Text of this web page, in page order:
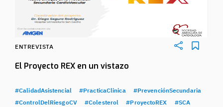
ENTREVISTA
El Proyecto REX en un vistazo
#CalidadAsistencial #PracticaClinica
#PrevenciónSecundaria
#ControlDelRiesgoCV
#Colesterol #ProyectoREX #SCA